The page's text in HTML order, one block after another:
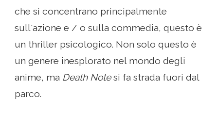
che si concentrano principalmente
sull'azione e / o sulla commedia, questo è
un thriller psicologico. Non solo questo è
un genere inesplorato nel mondo degli
anime, ma Death Notesi fa strada fuori dal
parco.